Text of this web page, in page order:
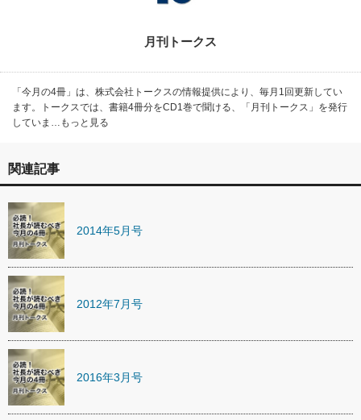
月刊トークス
「今月の4冊」は、株式会社トークスの情報提供により、毎月1回更新してい
ます。トークスでは、書籍4冊分をCD1巻で聞ける、「月刊トークス」を発行
していま…もっと見る
関連記事
2014年5月号
2012年7月号
2016年3月号